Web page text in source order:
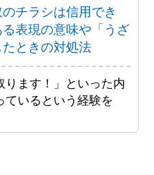
チラシは信用でき
表現の意味や「うざ
ときの対処法
ります！」といった内
いるという経験を